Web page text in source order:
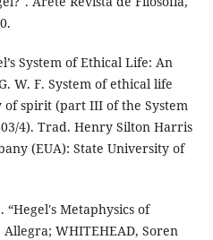
System of Ethical Life: An
W. F. System of ethical life
of spirit (part III of the System
4). Trad. Henry Silton Harris
(EUA): State University of
“Hegel's Metaphysics of
Allegra; WHITEHEAD, Soren